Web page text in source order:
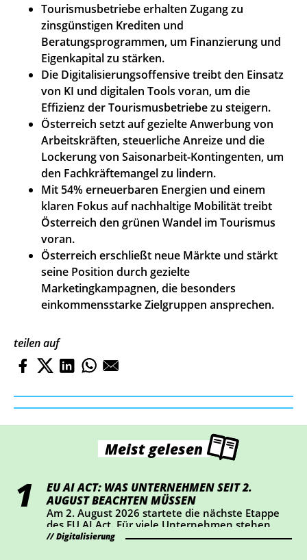
Tourismusbetriebe erhalten Zugang zu
zinsgünstigen Krediten und
Beratungsprogrammen, um Finanzierung und
Eigenkapital zu stärken.
Die Digitalisierungsoffensive treibt den Einsatz
von KI und digitalen Tools voran, um die
Effizienz der Tourismusbetriebe zu steigern.
Österreich setzt auf gezielte Anwerbung von
Arbeitskräften, steuerliche Anreize und die
Lockerung von Saisonarbeit-Kontingenten, um
den Fachkräftemangel zu lindern.
Mit 54% erneuerbaren Energien und einem
klaren Fokus auf nachhaltige Mobilität treibt
Österreich den grünen Wandel im Tourismus
voran.
Österreich erschließt neue Märkte und stärkt
seine Position durch gezielte
Marketingkampagnen, die besonders
einkommensstarke Zielgruppen ansprechen.
teilen auf
Meist gelesen
EU AI ACT: WAS UNTERNEHMEN SEIT 2.
AUGUST BEACHTEN MÜSSEN
Am 2. August 2026 startete die nächste Etappe
des EU AI Act. Für viele Unternehmen stehen
dabei vor allem Transparenz und Kennzeichnung
Digitalisierung